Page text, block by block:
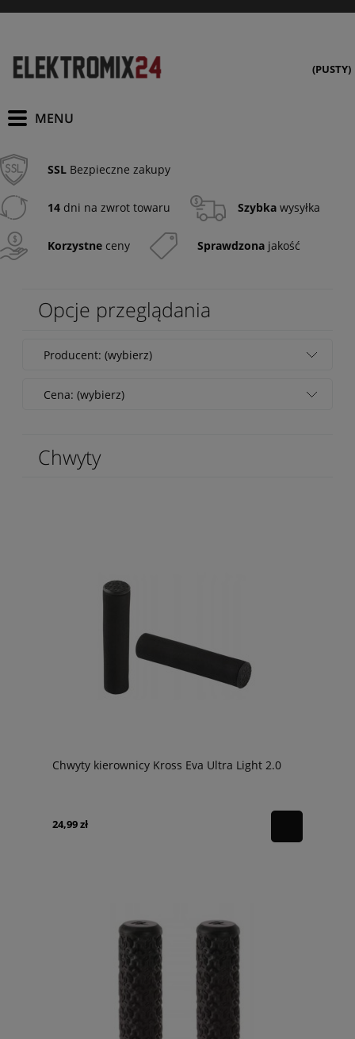
(PUSTY)
SSL Bezpieczne zakupy
14 dni na zwrot towaru Szybka wysyłka
Korzystne ceny Sprawdzona jakość
Opcje przeglądania
Producent: (wybierz)
Cena: (wybierz)
Chwyty
Chwyty kierownicy Kross Eva Ultra Light 2.0
24,99 zł